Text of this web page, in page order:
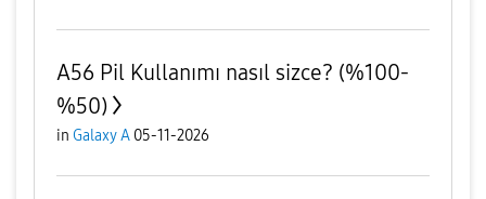
A56 Pil Kullanımı nasıl sizce? (%100-
%50)
in Galaxy A 05-11-2026